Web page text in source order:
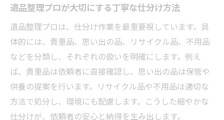
遺品整理プロが大切にする丁寧な仕分け方法
遺品整理プロは、仕分け作業を最重要視しています。具
体的には、貴重品、思い出の品、リサイクル品、不用品
などを分類し、それぞれの扱いを明確にします。例え
ば、貴重品は依頼者に直接確認し、思い出の品は保管や
供養の提案を行います。リサイクル品や不用品は適切な
方法で処分し、環境にも配慮します。こうした細やかな
仕分けが、依頼者の安心と納得を生み出します。